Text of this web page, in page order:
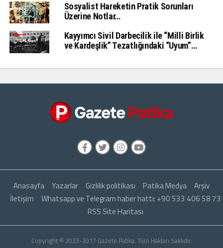
Sosyalist Hareketin Pratik Sorunları
Üzerine Notlar…
Kayyımcı Sivil Darbecilik ile “Milli Birlik
ve Kardeşlik” Tezatlığındaki “Uyum”…
Anasayfa Yazarlar Gizlilik politikası Patika Medya
Arşiv
İletişim
Whatsapp ve Telegram haber hattı: +90 533 406 58 73
RSS Site Haritası
Copyright © 2023-2017 Gazete Patika. Tüm Hakları Saklıdır.